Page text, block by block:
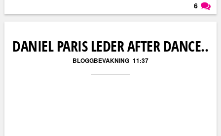
6
DANIEL PARIS LEDER AFTER DANCE..
BLOGGBEVAKNING 11:37